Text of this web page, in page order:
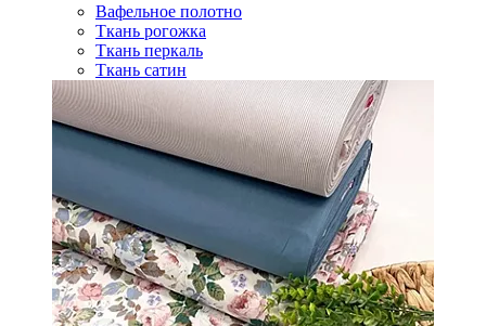
Вафельное полотно
Ткань рогожка
Ткань перкаль
Ткань сатин